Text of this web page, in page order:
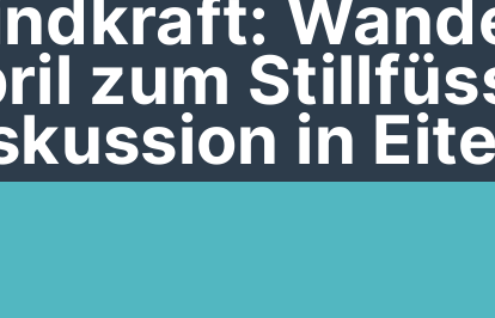
zum
in